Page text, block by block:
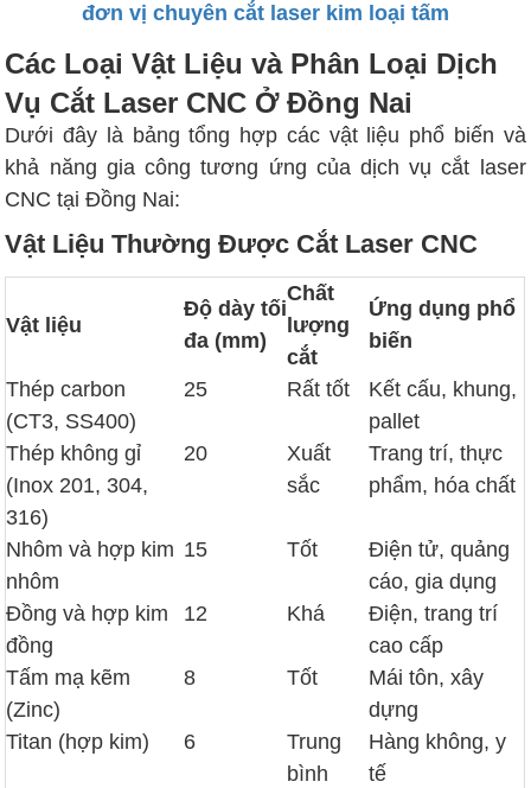
đơn vị chuyên cắt laser kim loại tấm
Các Loại Vật Liệu và Phân Loại Dịch
Vụ Cắt Laser CNC Ở Đồng Nai
Dưới đây là bảng tổng hợp các vật liệu phổ biến và
khả năng gia công tương ứng của dịch vụ cắt laser
CNC tại Đồng Nai:
Vật Liệu Thường Được Cắt Laser CNC
Vật liệu
Độ dày tối
đa (mm)
Chất
lượng
cắt
Ứng dụng phổ
biến
Thép carbon
(CT3, SS400)
25 Rất tốt
Kết cấu, khung,
pallet
Thép không gỉ
(Inox 201, 304,
316)
20
Xuất
sắc
Trang trí, thực
phẩm, hóa chất
Nhôm và hợp kim
nhôm
15 Tốt
Điện tử, quảng
cáo, gia dụng
Đồng và hợp kim
đồng
12 Khá
Điện, trang trí
cao cấp
Tấm mạ kẽm
(Zinc)
8 Tốt
Mái tôn, xây
dựng
Titan (hợp kim)
6
Trung
bình
Hàng không, y
tế